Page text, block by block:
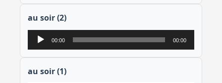
au soir (2)
Lecteur
audio
00:00 00:00
au soir (1)